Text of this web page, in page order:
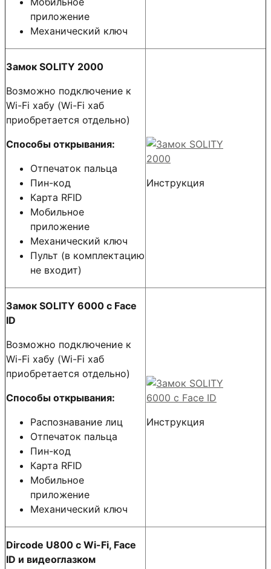
приложение
Механический ключ
Замок SOLITY 2000
Возможно подключение к
Wi-Fi хабу (Wi-Fi хаб
приобретается отдельно)
Способы открывания:
Отпечаток пальца
Пин-код
Карта RFID
Мобильное
приложение
Механический ключ
Пульт (в комплектацию
не входит)
Инструкция
Замок SOLITY 6000 с Face
ID
Возможно подключение к
Wi-Fi хабу (Wi-Fi хаб
приобретается отдельно)
Способы открывания:
Распознавание лиц
Отпечаток пальца
Пин-код
Карта RFID
Мобильное
приложение
Механический ключ
Инструкция
Dircode U800 c Wi-Fi, Face
ID и видеоглазком